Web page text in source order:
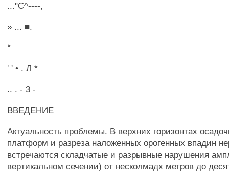
..."С^----,
» ... ■.
*
' ' • . Л *
.. . - 3 -
ВВЕДЕНИЕ
Актуальность проблемы. В верхних горизонтах
платформ и разреза наложенных орогенных впадин
встречаются складчатые и разрывные нарушения
вертикальном сечении) от несколмадх метров до